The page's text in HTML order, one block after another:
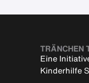
TRÄNCHEN
Eine
Kinderhilfe